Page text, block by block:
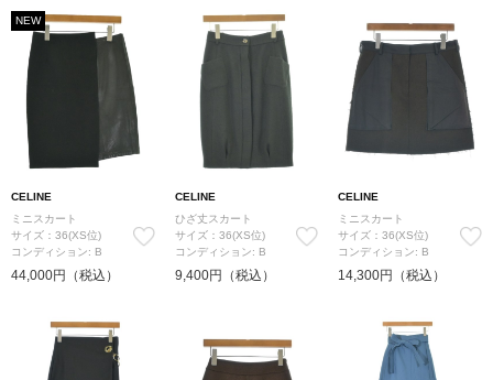
NEW
CELINE
ミニスカート
サイズ：36(XS位)
コンディション: B
44,000円（税込）
CELINE
ひざ丈スカート
サイズ：36(XS位)
コンディション: B
9,400円（税込）
CELINE
ミニスカート
サイズ：36(XS位)
コンディション: B
14,300円（税込）